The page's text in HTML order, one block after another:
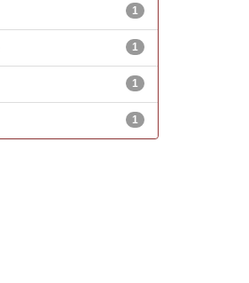
1
1
1
1